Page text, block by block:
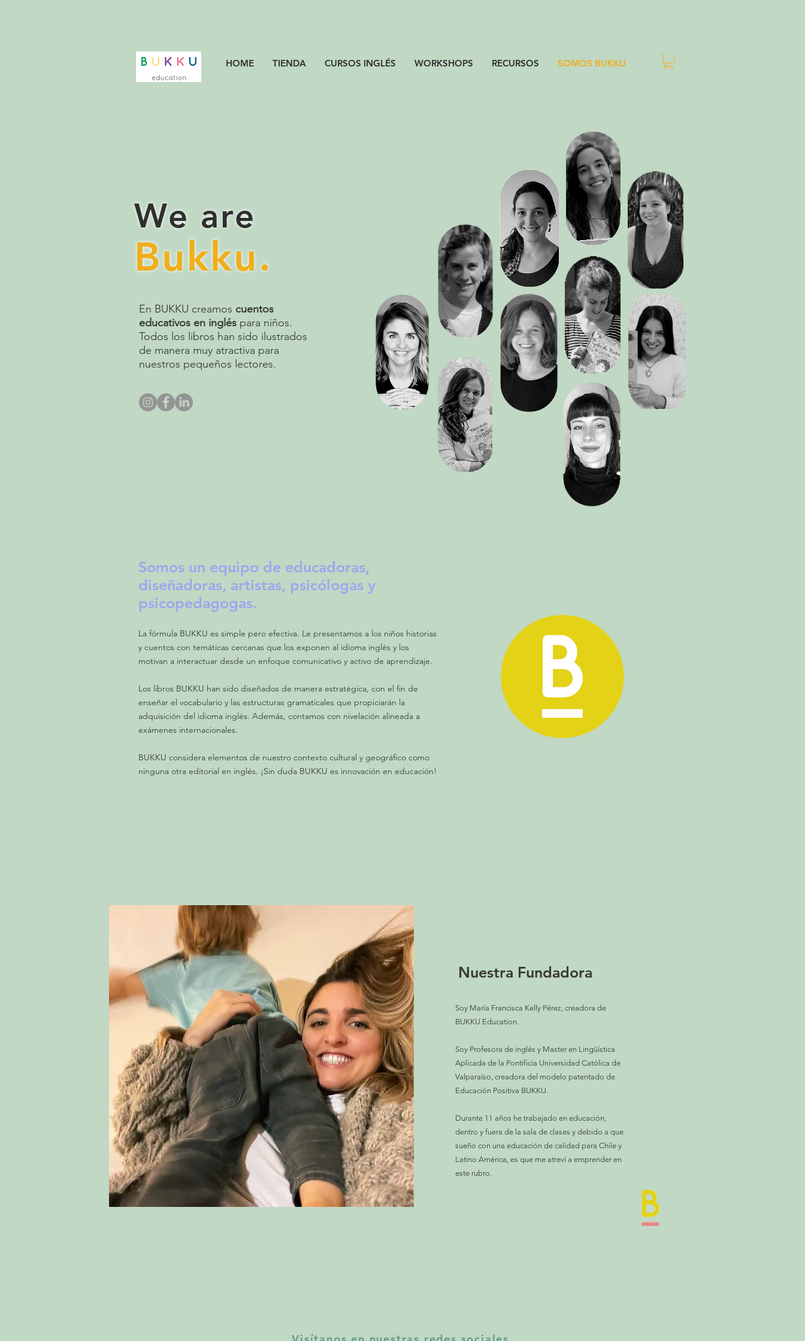
HOME TIENDA CURSOS INGLÉS WORKSHOPS RECURSOS SOMOS BUKKU
We are
Bukku.
En BUKKU creamos cuentos
educativos en inglés para niños.
Todos los libros han sido ilustrados
de manera muy atractiva para
nuestros pequeños lectores.
Somos un equipo de educadoras,
diseñadoras, artistas, psicólogas y
psicopedagogas.
La fórmula BUKKU es simple pero efectiva. Le presentamos a los niños historias
y cuentos con temáticas cercanas que los exponen al idioma inglés y los
motivan a interactuar desde un enfoque comunicativo y activo de aprendizaje.
Los libros BUKKU han sido diseñados de manera estratégica, con el fin de
enseñar el vocabulario y las estructuras gramaticales que propiciarán la
adquisición del idioma inglés. Además, contamos con nivelación alineada a
exámenes internacionales.
BUKKU considera elementos de nuestro contexto cultural y geográfico como
ninguna otra editorial en inglés. ¡Sin duda BUKKU es innovación en educación!
Nuestra Fundadora
Soy María Francisca Kelly Pérez, creadora de
BUKKU Education.
Soy Profesora de inglés y Master en Lingüística
Aplicada de la Pontificia Universidad Católica de
Valparaíso, creadora del modelo patentado de
Educación Positiva BUKKU.
Durante 11 años he trabajado en educación,
dentro y fuera de la sala de clases y debido a que
sueño con una educación de calidad para Chile y
Latino América, es que me atreví a emprender en
este rubro.